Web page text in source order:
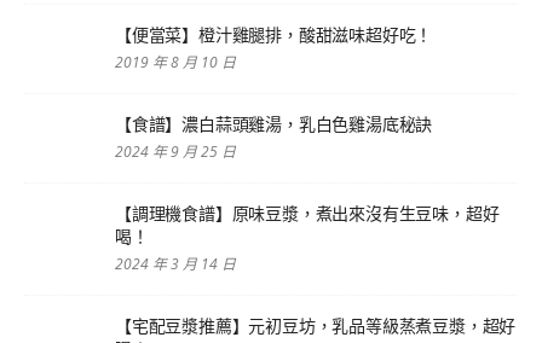
【便當菜】橙汁雞腿排，酸甜滋味超好吃！
2019 年 8 月 10 日
【食譜】濃白蒜頭雞湯，乳白色雞湯底秘訣
2024 年 9 月 25 日
【調理機食譜】原味豆漿，煮出來沒有生豆味，超好
喝！
2024 年 3 月 14 日
【宅配豆漿推薦】元初豆坊，乳品等級蒸煮豆漿，超好